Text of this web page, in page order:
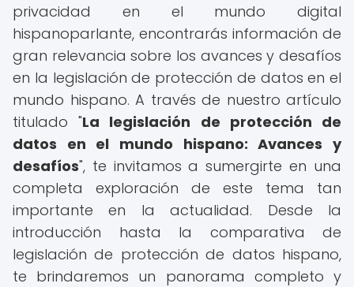
privacidad en el mundo digital
hispanoparlante, encontrarás información de
gran relevancia sobre los avances y desafíos
en la legislación de protección de datos en el
mundo hispano. A través de nuestro artículo
titulado "La legislación de protección de
datos en el mundo hispano: Avances y
desafíos", te invitamos a sumergirte en una
completa exploración de este tema tan
importante en la actualidad. Desde la
introducción hasta la comparativa de
legislación de protección de datos hispano,
te brindaremos un panorama completo y